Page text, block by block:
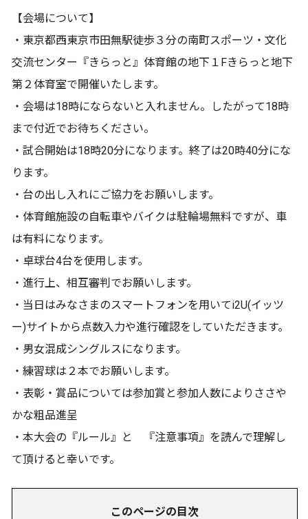
【会場について】
・東京都西東京市田無駅徒歩３分の南町スポーツ・文化
交流センター『きらっと』体育館の地下１Fきらっと地下
第２体育室で開催いたします。
・会場は18時にならないと入れません。したがって18時
まで付近でお待ちください。
・試合開始は18時20分になります。終了は20時40分にな
ります。
・台の出し入れにご協力をお願いします。
・体育館施設の自転車やバイクは駐輪場無料ですが、車
は有料になります。
・卓球台4台を使用します。
・進行上、相互審判でお願いします。
・当日はみなさまのスマートフォンを用いてi2U(イッツ
ー)サイトから点数入力や進行確認をしていただきます。
・男女混成シングルスになります。
・練習球は２本でお願いします。
・表彰・賞品については参加賞と参加人数によりささや
かな粗品進呈
・本大会の『ルール』と 『注意事項』を読んで理解し
て頂けると幸いです。
このページの目次